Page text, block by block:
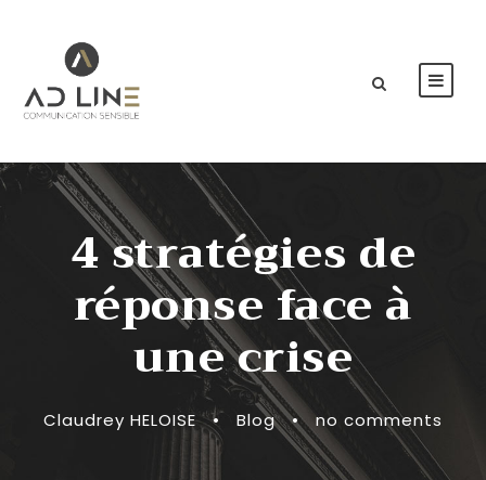
4 stratégies de
réponse face à
une crise
Claudrey HELOISE • Blog • no comments